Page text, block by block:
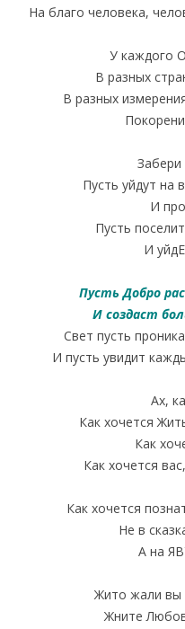
На благо человека,
У каждого
В разных
В разных
Забери
Пусть уйдут на
И
Пусть
И
Пусть Добро
И создаст
Свет пусть
И пусть увидит
Ах,
Как хочется
Как
Как хочется
Как хочется
Не в
А на
Жито жали вы
Жните